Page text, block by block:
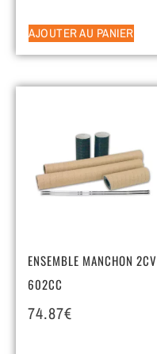
AJOUTER AU PANIER
ENSEMBLE MANCHON 2CV
602CC
74.87€